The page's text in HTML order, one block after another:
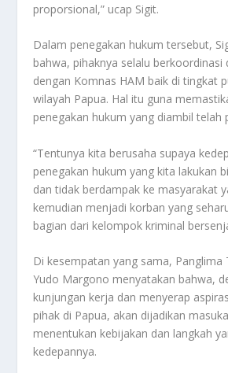
proporsional,” ucap Sigit.
Dalam penegakan hukum tersebut,
bahwa, pihaknya selalu berkoordinasi
dengan Komnas HAM baik di tingkat
wilayah Papua. Hal itu guna
penegakan hukum yang diambil telah
“Tentunya kita berusaha supaya
penegakan hukum yang kita lakukan
dan tidak berdampak ke masyarakat
kemudian menjadi korban yang
bagian dari kelompok kriminal
Di kesempatan yang sama, Panglima
Yudo Margono menyatakan bahwa,
kunjungan kerja dan menyerap
pihak di Papua, akan dijadikan
menentukan kebijakan dan langkah
kedepannya.